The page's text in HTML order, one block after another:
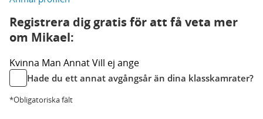
Registrera dig gratis för att få veta mer
om Mikael:
Kvinna Man AnnatVill ej ange
Hade du ett annat avgångsår än dina klasskamrater?
*Obligatoriska fält